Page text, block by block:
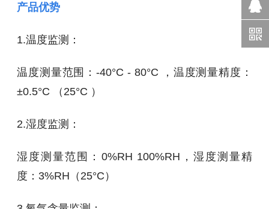
产品优势
1.温度监测：
温度测量范围：-40°C - 80°C ，温度测量精度：
±0.5°C （25°C ）
2.湿度监测：
湿度测量范围：0%RH 100%RH，湿度测量精
度：3%RH（25°C）